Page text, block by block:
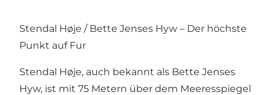
Stendal Høje / Bette Jenses Hyw – Der höchste
Punkt auf Fur
Stendal Høje, auch bekannt als Bette Jenses
Hyw, ist mit 75 Metern über dem Meeresspiegel